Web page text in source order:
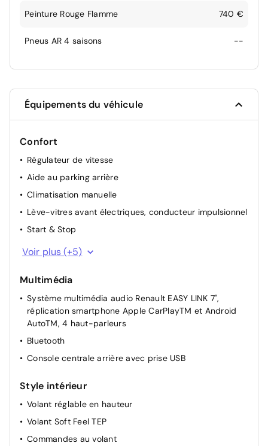
Peinture Rouge Flamme 740 €
Pneus AR 4 saisons --
Équipements du véhicule
Confort
Régulateur de vitesse
Aide au parking arrière
Climatisation manuelle
Lève-vitres avant électriques, conducteur impulsionnel
Start & Stop
Direction Assistée
Rétroviseurs extérieurs réglables manuellement
Verrouillage centralisé
Caméra de recul
Voir plus (+5)
Multimédia
Système multimédia audio Renault EASY LINK 7",
réplication smartphone Apple CarPlayTM et Android
AutoTM, 4 haut-parleurs
Bluetooth
Console centrale arrière avec prise USB
Style intérieur
Volant réglable en hauteur
Volant Soft Feel TEP
Commandes au volant